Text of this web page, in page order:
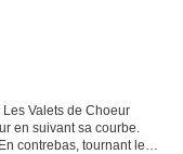
Valets de Choeur
en suivant sa courbe.
contrebas, tournant le